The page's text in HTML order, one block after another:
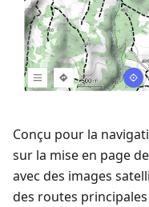
Conçu pour la
sur la mise en page
avec des images
des routes